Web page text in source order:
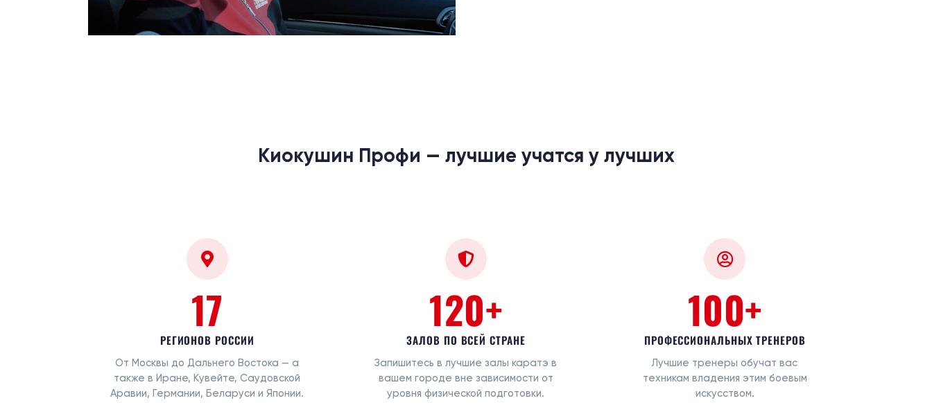
Киокушин Профи — лучшие учатся у лучших
17
РЕГИОНОВ РОССИИ
От Москвы до Дальнего Востока — а
также в Иране, Кувейте, Саудовской
Аравии, Германии, Беларуси и Японии.
120+
ЗАЛОВ ПО ВСЕЙ СТРАНЕ
Запишитесь в лучшие залы каратэ в
вашем городе вне зависимости от
уровня физической подготовки.
100+
ПРОФЕССИОНАЛЬНЫХ ТРЕНЕРОВ
Лучшие тренеры обучат вас
техникам владения этим боевым
искусством.